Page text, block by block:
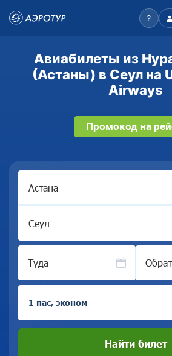
Авиабилеты из
(Астаны) в Сеул на
Airways
Промокод на
Туда
1 пас, эконом
Найти билет